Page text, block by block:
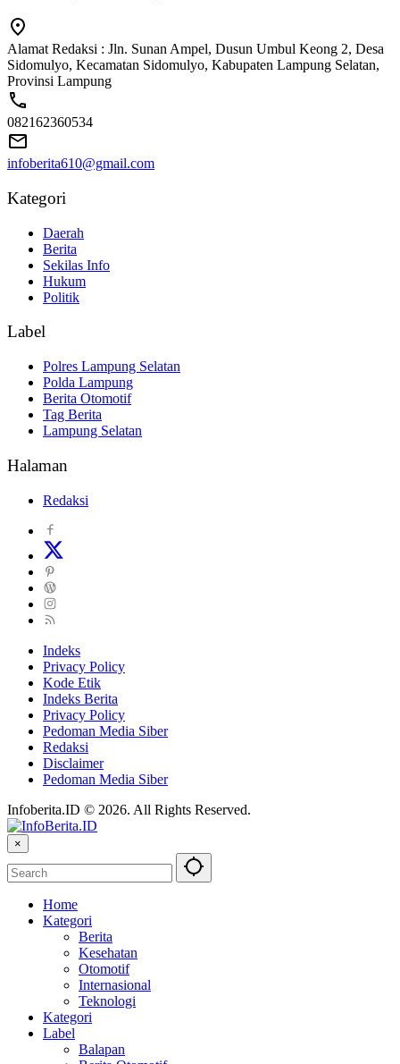
Alamat Redaksi : Jln. Sunan Ampel, Dusun Umbul Keong 2, Desa
Sidomulyo, Kecamatan Sidomulyo, Kabupaten Lampung Selatan,
Provinsi Lampung
082162360534
infoberita610@gmail.com
Kategori
Daerah
Berita
Sekilas Info
Hukum
Politik
Label
Polres Lampung Selatan
Polda Lampung
Berita Otomotif
Tag Berita
Lampung Selatan
Halaman
Redaksi
Indeks
Privacy Policy
Kode Etik
Indeks Berita
Privacy Policy
Pedoman Media Siber
Redaksi
Disclaimer
Pedoman Media Siber
Infoberita.ID © 2026. All Rights Reserved.
×
Home
Kategori
Berita
Kesehatan
Otomotif
Internasional
Teknologi
Kategori
Label
Balapan